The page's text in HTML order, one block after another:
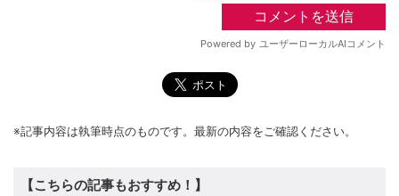
※記事内容は執筆時点のものです。最新の内容をご確認ください。
【こちらの記事もおすすめ！】